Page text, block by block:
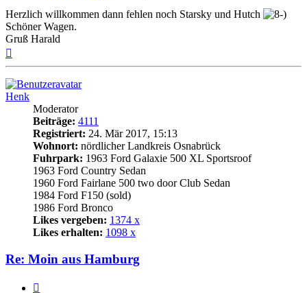
Herzlich willkommen dann fehlen noch Starsky und Hutch
Schöner Wagen.
Gruß Harald
Henk
Moderator
Beiträge: 4111
Registriert: 24. Mär 2017, 15:13
Wohnort: nördlicher Landkreis Osnabrück
Fuhrpark: 1963 Ford Galaxie 500 XL Sportsroof
1963 Ford Country Sedan
1960 Ford Fairlane 500 two door Club Sedan
1984 Ford F150 (sold)
1986 Ford Bronco
Likes vergeben: 1374 x
Likes erhalten: 1098 x
Re: Moin aus Hamburg